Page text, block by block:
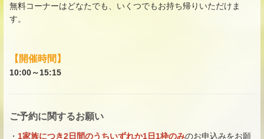
無料コーナーはどなたでも、いくつでもお持ち帰りいただけま
す。
【開催時間】
10:00～15:15
ご予約に関するお願い
・ 1家族につき2日間のうちいずれか1日1枠のみのお申込みをお願